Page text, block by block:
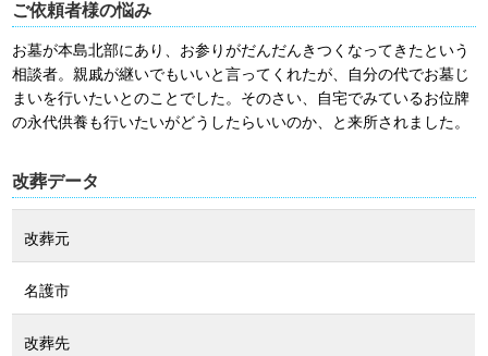
ご依頼者様の悩み
お墓が本島北部にあり、お参りがだんだんきつくなってきたという
相談者。親戚が継いでもいいと言ってくれたが、自分の代でお墓じ
まいを行いたいとのことでした。そのさい、自宅でみているお位牌
の永代供養も行いたいがどうしたらいいのか、と来所されました。
改葬データ
改葬元
名護市
改葬先